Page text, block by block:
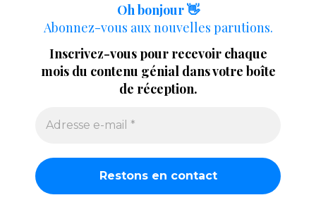
Oh bonjour 👋
Abonnez-vous aux nouvelles parutions.
Inscrivez-vous pour recevoir chaque
mois du contenu génial dans votre boîte
de réception.